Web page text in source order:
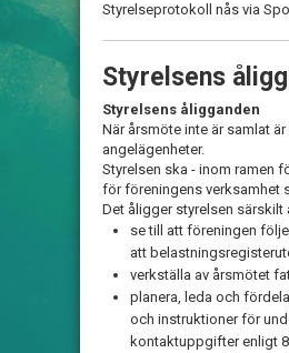
Styrelseprotokoll nås via
Styrelsens
Styrelsens åligganden
När årsmöte inte är samlat
angelägenheter.
Styrelsen ska - inom ramen
för föreningens verksamhet
Det åligger styrelsen särskilt
se till att föreningen
att
verkställa av årsmötet
planera, leda och
och instruktioner för
kontaktuppgifter enligt